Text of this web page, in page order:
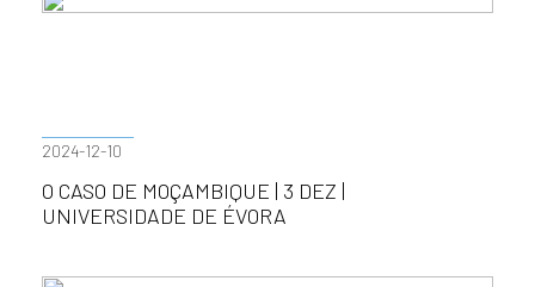
2024-12-10
O CASO DE MOÇAMBIQUE | 3 DEZ |
UNIVERSIDADE DE ÉVORA